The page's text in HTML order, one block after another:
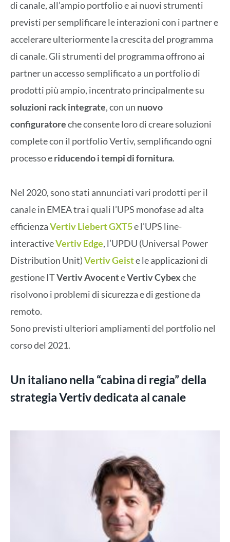
di canale, all’ampio portfolio e ai nuovi strumenti
previsti per semplificare le interazioni con i partner e
accelerare ulteriormente la crescita del programma
di canale. Gli strumenti del programma offrono ai
partner un accesso semplificato a un portfolio di
prodotti più ampio, incentrato principalmente su
soluzioni rack integrate, con un nuovo
configuratoreche consente loro di creare soluzioni
complete con il portfolio Vertiv, semplificando ogni
processo eriducendo i tempi di fornitura.
Nel 2020, sono stati annunciati vari prodotti per il
canale in EMEA tra i quali l’UPS monofase ad alta
efficienzaVertiv Liebert GXT5e l’UPS line-
interactiveVertiv Edge, l’UPDU (Universal Power
Distribution Unit)Vertiv Geiste le applicazioni di
gestione ITVertiv AvocenteVertiv Cybexche
risolvono i problemi di sicurezza e di gestione da
remoto.
Sono previsti ulteriori ampliamenti del portfolio nel
corso del 2021.
Un italiano nella “cabina di regia” della
strategia Vertiv dedicata al canale